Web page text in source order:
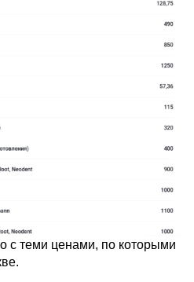
с теми ценами, по которыми